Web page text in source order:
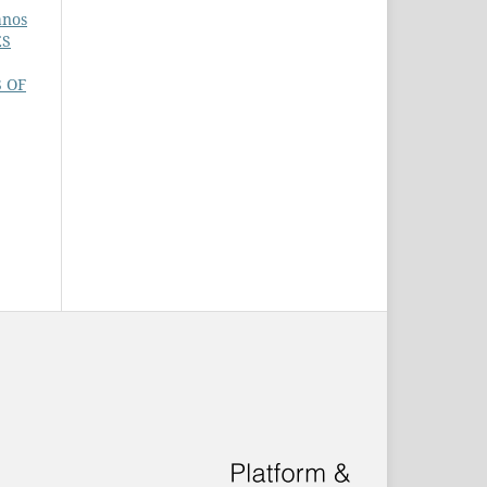
OF